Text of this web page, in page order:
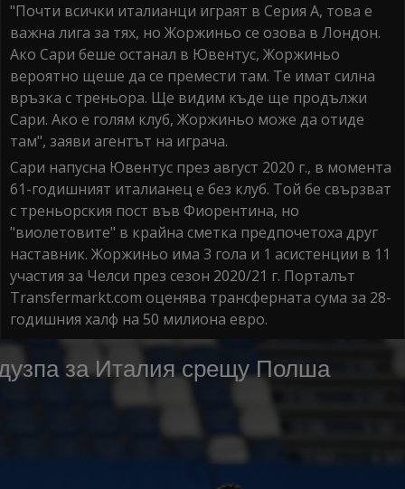
"Почти всички италианци играят в Серия А, това е
важна лига за тях, но Жоржиньо се озова в Лондон.
Ако Сари беше останал в Ювентус, Жоржиньо
вероятно щеше да се премести там. Те имат силна
връзка с треньора. Ще видим къде ще продължи
Сари. Ако е голям клуб, Жоржиньо може да отиде
там", заяви агентът на играча.
Сари напусна Ювентус през август 2020 г., в момента
61-годишният италианец е без клуб. Той бе свързват
с треньорския пост във Фиорентина, но
"виолетовите" в крайна сметка предпочетоха друг
наставник. Жоржиньо има 3 гола и 1 асистенции в 11
участия за Челси през сезон 2020/21 г. Порталът
Transfermarkt.com оценява трансферната сума за 28-
годишния халф на 50 милиона евро.